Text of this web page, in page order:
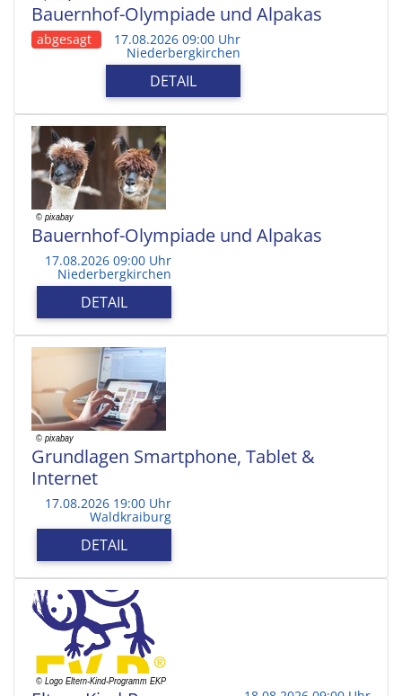
Bauernhof-Olympiade und Alpakas
abgesagt 17.08.2026 09:00 Uhr
Niederbergkirchen
DETAIL
Bauernhof-Olympiade und Alpakas
17.08.2026 09:00 Uhr
Niederbergkirchen
DETAIL
Grundlagen Smartphone, Tablet &
Internet
17.08.2026 19:00 Uhr
Waldkraiburg
DETAIL